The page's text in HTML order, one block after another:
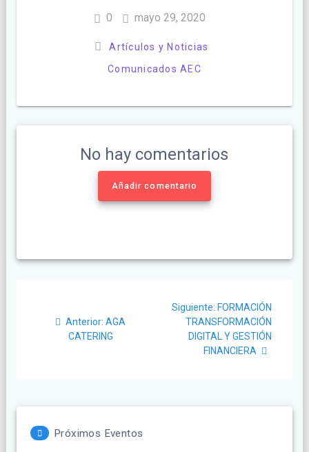
0 mayo 29, 2020
Artículos y Noticias
Comunicados AEC
No hay comentarios
Añadir comentario
Anterior: Post
anterior:
AGA
CATERING
Siguiente: Siguiente
post:
FORMACIÓN
TRANSFORMACIÓN
DIGITAL Y GESTIÓN
FINANCIERA
Próximos Eventos